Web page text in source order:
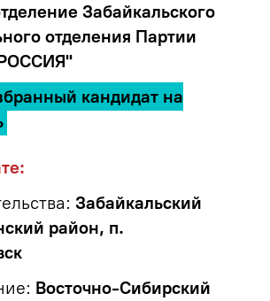
Забайкальского
отделения Партии
кандидат на
Забайкальский
район, п.
Восточно-Сибирский